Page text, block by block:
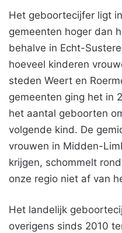
Het geboortecijfer ligt
gemeenten hoger dan
behalve in Echt-
hoeveel kinderen
steden Weert en
gemeenten ging het in
het aantal geboorten
volgende kind. De
vrouwen in Midden-
krijgen, schommelt
onze regio niet af van
Het landelijk
overigens sinds 2010